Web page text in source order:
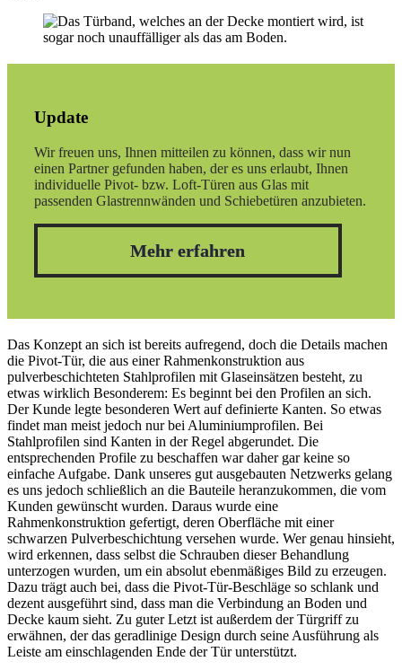
Update
Wir freuen uns, Ihnen mitteilen zu können, dass wir nun
einen Partner gefunden haben, der es uns erlaubt, Ihnen
individuelle Pivot- bzw. Loft-Türen aus Glas mit
passenden Glastrennwänden und Schiebetüren anzubieten.
Mehr erfahren
Das Konzept an sich ist bereits aufregend, doch die Details machen
die Pivot-Tür, die aus einer Rahmenkonstruktion aus
pulverbeschichteten Stahlprofilen mit Glaseinsätzen besteht, zu
etwas wirklich Besonderem: Es beginnt bei den Profilen an sich.
Der Kunde legte besonderen Wert auf definierte Kanten. So etwas
findet man meist jedoch nur bei Aluminiumprofilen. Bei
Stahlprofilen sind Kanten in der Regel abgerundet. Die
entsprechenden Profile zu beschaffen war daher gar keine so
einfache Aufgabe. Dank unseres gut ausgebauten Netzwerks gelang
es uns jedoch schließlich an die Bauteile heranzukommen, die vom
Kunden gewünscht wurden. Daraus wurde eine
Rahmenkonstruktion gefertigt, deren Oberfläche mit einer
schwarzen Pulverbeschichtung versehen wurde. Wer genau hinsieht,
wird erkennen, dass selbst die Schrauben dieser Behandlung
unterzogen wurden, um ein absolut ebenmäßiges Bild zu erzeugen.
Dazu trägt auch bei, dass die Pivot-Tür-Beschläge so schlank und
dezent ausgeführt sind, dass man die Verbindung an Boden und
Decke kaum sieht. Zu guter Letzt ist außerdem der Türgriff zu
erwähnen, der das geradlinige Design durch seine Ausführung als
Leiste am einschlagenden Ende der Tür unterstützt.